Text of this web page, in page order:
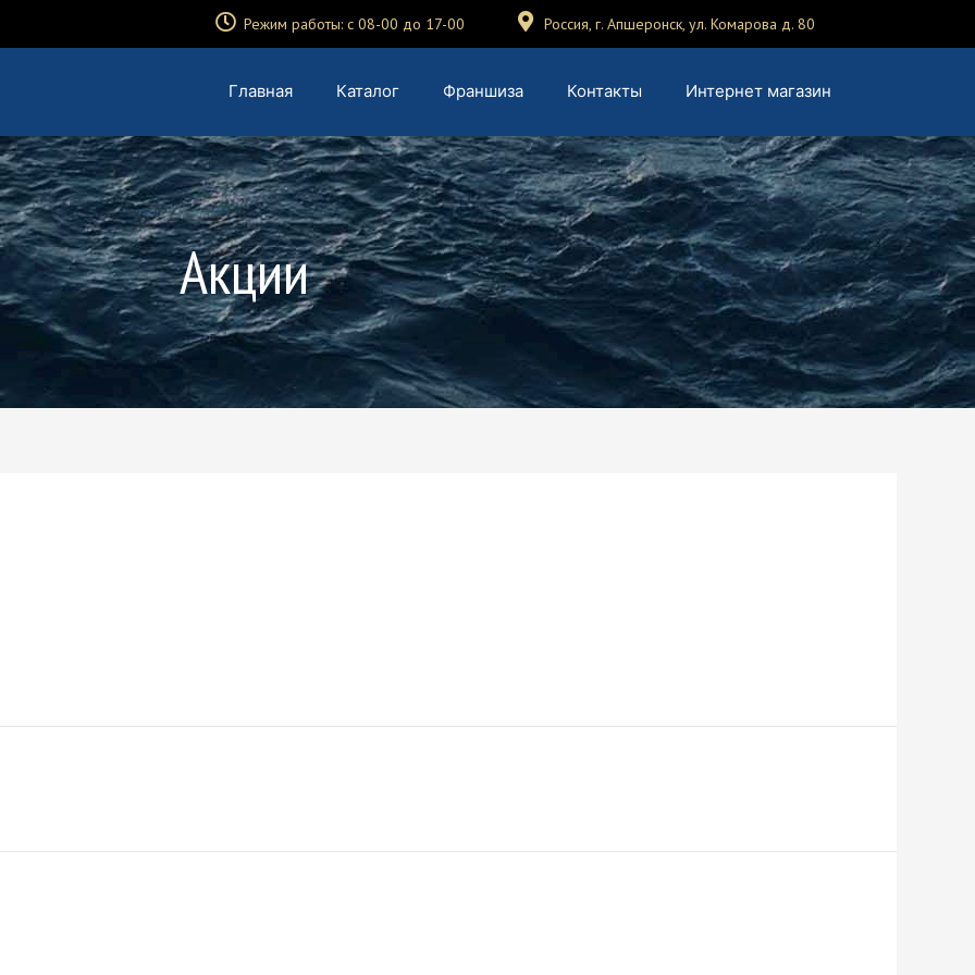
Режим работы: с 08-00 до 17-00 Россия, г. Апшеронск, ул. Комарова д. 80
Главная Каталог Франшиза Контакты Интернет магазин
Акции